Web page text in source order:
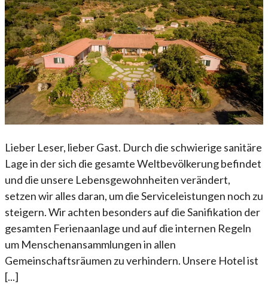
Lieber Leser, lieber Gast. Durch die schwierige sanitäre
Lage in der sich die gesamte Weltbevölkerung befindet
und die unsere Lebensgewohnheiten verändert,
setzen wir alles daran, um die Serviceleistungen noch zu
steigern. Wir achten besonders auf die Sanifikation der
gesamten Ferienaanlage und auf die internen Regeln
um Menschenansammlungen in allen
Gemeinschaftsräumen zu verhindern. Unsere Hotel ist
[...]